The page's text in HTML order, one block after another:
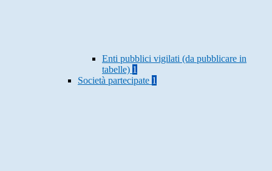
Enti pubblici vigilati (da pubblicare in
tabelle) 1
Società partecipate 1